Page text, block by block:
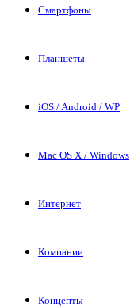
Смартфоны
Планшеты
iOS / Android / WP
Mac OS X / Windows
Интернет
Компании
Концепты